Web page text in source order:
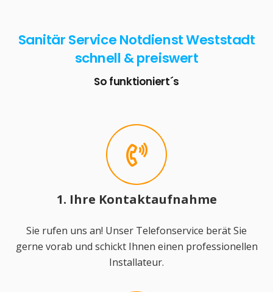
Sanitär Service Notdienst Weststadt
schnell & preiswert
So funktioniert´s
1. Ihre Kontaktaufnahme
Sie rufen uns an! Unser Telefonservice berät Sie
gerne vorab und schickt Ihnen einen professionellen
Installateur.